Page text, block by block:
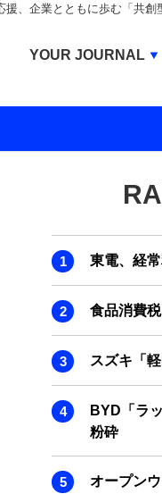
、企業とともに歩む「共
東電、経
食品消費
スズキ「
BYD「ラ
粉砕
オープン
YOUR JOURNAL
BUSINESS
IVS JOURNAL
ENERGY
INBOUND
LIFE ENDING
AI JOURNAL
REAL ESTATE
SMART
BPaaS JOURNAL
ADOPTABLE DOG